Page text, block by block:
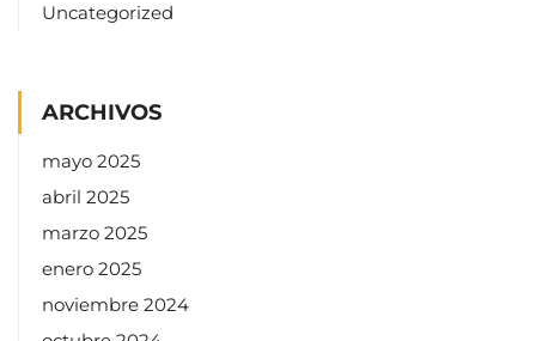
Uncategorized
ARCHIVOS
mayo 2025
abril 2025
marzo 2025
enero 2025
noviembre 2024